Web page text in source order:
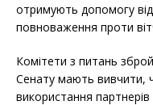
отримують допомогу
повноваження проти
Комітети з питань
Сенату мають вивчити,
використання партнерів